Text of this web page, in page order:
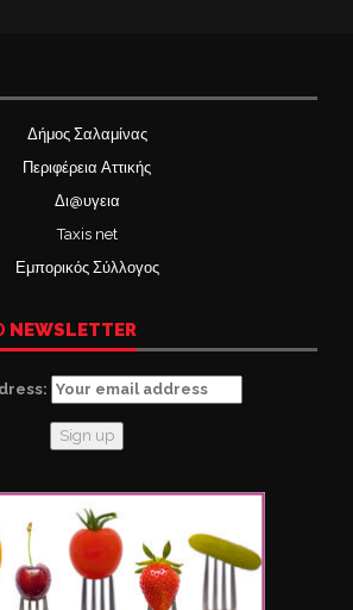
Δήμος Σαλαμίνας
Περιφέρεια Αττικής
Δι@υγεια
Taxis net
Εμπορικός Σύλλογος